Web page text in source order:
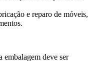
e reparo de móveis,
embalagem deve ser